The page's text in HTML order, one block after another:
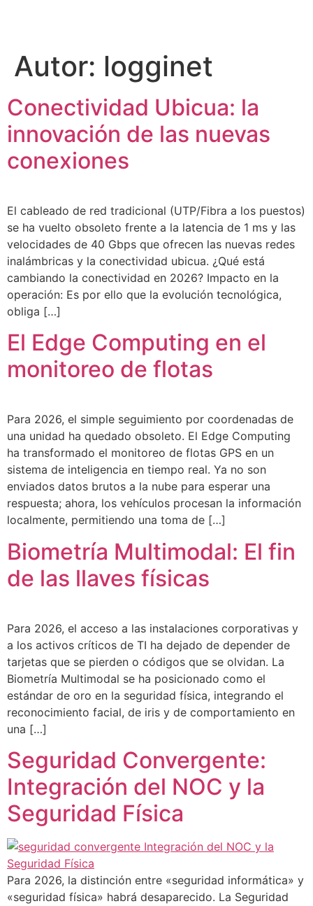
Autor: logginet
Conectividad Ubicua: la
innovación de las nuevas
conexiones
El cableado de red tradicional (UTP/Fibra a los puestos)
se ha vuelto obsoleto frente a la latencia de 1 ms y las
velocidades de 40 Gbps que ofrecen las nuevas redes
inalámbricas y la conectividad ubicua. ¿Qué está
cambiando la conectividad en 2026? Impacto en la
operación: Es por ello que la evolución tecnológica,
obliga […]
El Edge Computing en el
monitoreo de flotas
Para 2026, el simple seguimiento por coordenadas de
una unidad ha quedado obsoleto. El Edge Computing
ha transformado el monitoreo de flotas GPS en un
sistema de inteligencia en tiempo real. Ya no son
enviados datos brutos a la nube para esperar una
respuesta; ahora, los vehículos procesan la información
localmente, permitiendo una toma de […]
Biometría Multimodal: El fin
de las llaves físicas
Para 2026, el acceso a las instalaciones corporativas y
a los activos críticos de TI ha dejado de depender de
tarjetas que se pierden o códigos que se olvidan. La
Biometría Multimodal se ha posicionado como el
estándar de oro en la seguridad física, integrando el
reconocimiento facial, de iris y de comportamiento en
una […]
Seguridad Convergente:
Integración del NOC y la
Seguridad Física
Para 2026, la distinción entre «seguridad informática» y
«seguridad física» habrá desaparecido. La Seguridad